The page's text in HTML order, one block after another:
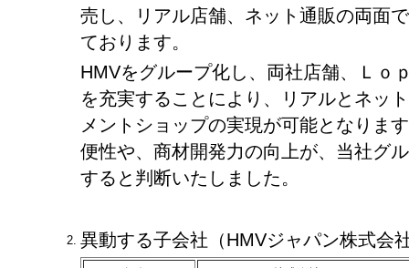
売し、リアル店舗、ネット通販の両面
ております。
HMVをグループ化し、両社店舗、Ｌｏ
を充実することにより、リアルとネッ
メントショップの実現が可能となりま
便性や、商材開発力の向上が、当社グ
すると判断いたしました。
2. 異動する子会社（HMVジャパン株式会